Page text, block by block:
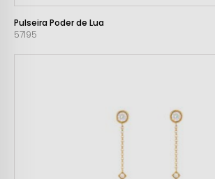
Pulseira Poder de Lua
57195